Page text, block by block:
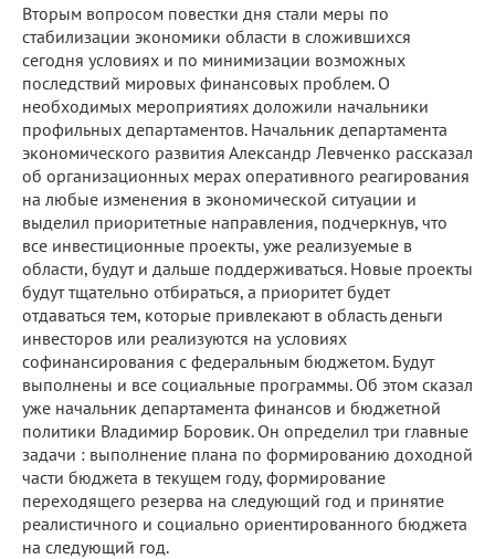
Вторым вопросом повестки дня стали меры по
стабилизации экономики области в сложившихся
сегодня условиях и по минимизации возможных
последствий мировых финансовых проблем. О
необходимых мероприятиях доложили начальники
профильных департаментов. Начальник департамента
экономического развития Александр Левченко рассказал
об организационных мерах оперативного реагирования
на любые изменения в экономической ситуации и
выделил приоритетные направления, подчеркнув, что
все инвестиционные проекты, уже реализуемые в
области, будут и дальше поддерживаться. Новые проекты
будут тщательно отбираться, а приоритет будет
отдаваться тем, которые привлекают в область деньги
инвесторов или реализуются на условиях
софинансирования с федеральным бюджетом. Будут
выполнены и все социальные программы. Об этом сказал
уже начальник департамента финансов и бюджетной
политики Владимир Боровик. Он определил три главные
задачи : выполнение плана по формированию доходной
части бюджета в текущем году, формирование
переходящего резерва на следующий год и принятие
реалистичного и социально ориентированного бюджета
на следующий год.